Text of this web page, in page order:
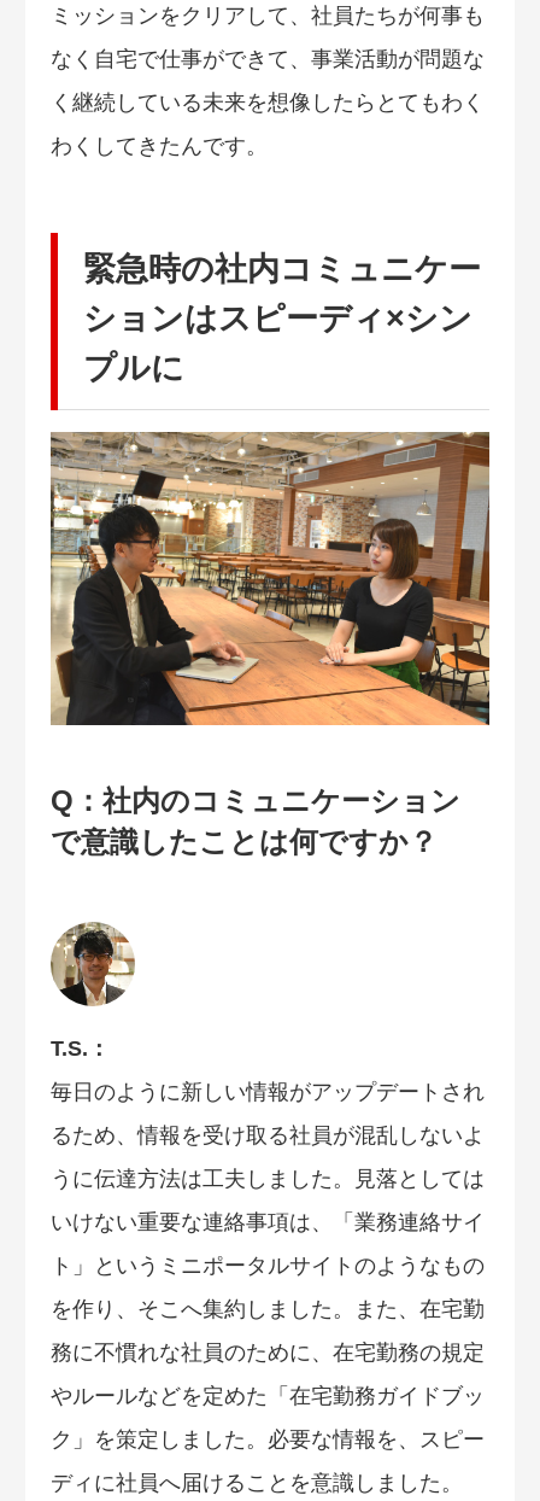
ミッションをクリアして、社員たちが何事も
なく自宅で仕事ができて、事業活動が問題な
く継続している未来を想像したらとてもわく
わくしてきたんです。
緊急時の社内コミュニケー
ションはスピーディ×シン
プルに
Q：社内のコミュニケーション
で意識したことは何ですか？
T.S.：
毎日のように新しい情報がアップデートされ
るため、情報を受け取る社員が混乱しないよ
うに伝達方法は工夫しました。見落としては
いけない重要な連絡事項は、「業務連絡サイ
ト」というミニポータルサイトのようなもの
を作り、そこへ集約しました。また、在宅勤
務に不慣れな社員のために、在宅勤務の規定
やルールなどを定めた「在宅勤務ガイドブッ
ク」を策定しました。必要な情報を、スピー
ディに社員へ届けることを意識しました。